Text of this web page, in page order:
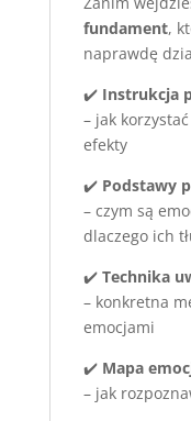
fundament,
naprawdę
✔️ Instrukcja
– jak
efekty
✔️ Podstawy
– czym są
dlaczego ich
✔️ Technika
– konkretna
emocjami
✔️ Mapa
– jak